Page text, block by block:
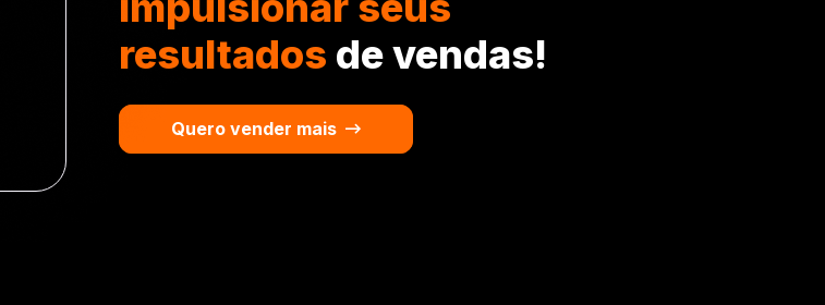
resultados de vendas!
Quero vender mais